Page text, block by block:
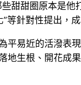
甜甜圈原本是
等針對性提出，
易近的活潑表
生根、開花成